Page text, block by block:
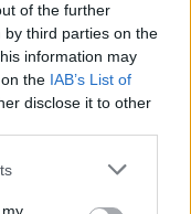
of the further
third parties on the
information may
the IAB’s List of
disclose it to other
Άλλη τιμή το
για τους
άλλη για τους